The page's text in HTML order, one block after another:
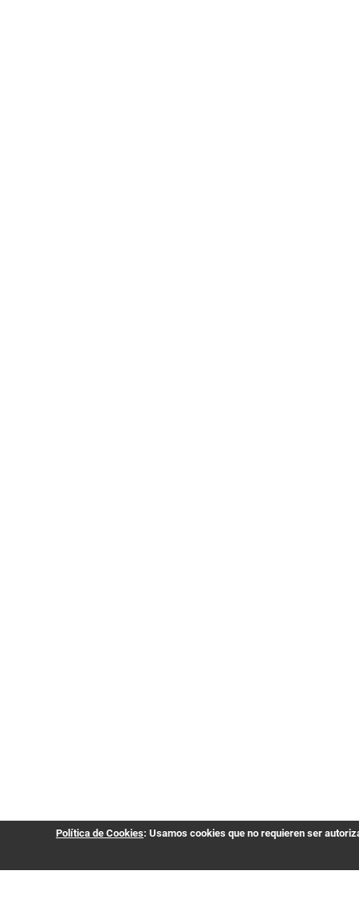
Política de Cookies: Usamos cookies que no requieren ser